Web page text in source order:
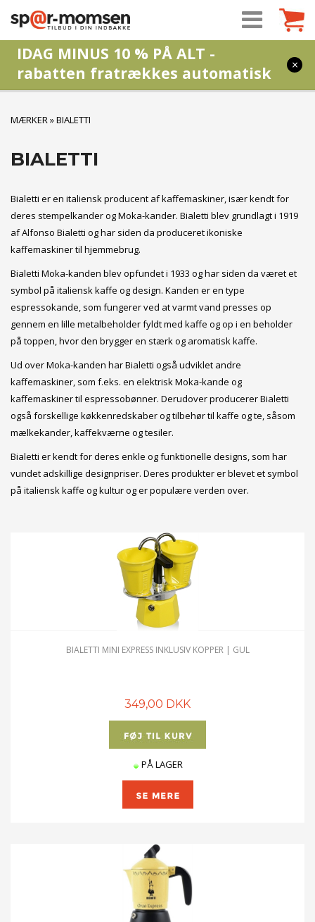
IDAG MINUS 10 % PÅ ALT -
rabatten fratrækkes automatisk
×
MÆRKER»BIALETTI
BIALETTI
Bialetti er en italiensk producent af kaffemaskiner, især kendt for
deres stempelkander og Moka-kander. Bialetti blev grundlagt i 1919
af Alfonso Bialetti og har siden da produceret ikoniske
kaffemaskiner til hjemmebrug.
Bialetti Moka-kanden blev opfundet i 1933 og har siden da været et
symbol på italiensk kaffe og design. Kanden er en type
espressokande, som fungerer ved at varmt vand presses op
gennem en lille metalbeholder fyldt med kaffe og op i en beholder
på toppen, hvor den brygger en stærk og aromatisk kaffe.
Ud over Moka-kanden har Bialetti også udviklet andre
kaffemaskiner, som f.eks. en elektrisk Moka-kande og
kaffemaskiner til espressobønner. Derudover producerer Bialetti
også forskellige køkkenredskaber og tilbehør til kaffe og te, såsom
mælkekander, kaffekværne og tesiler.
Bialetti er kendt for deres enkle og funktionelle designs, som har
vundet adskillige designpriser. Deres produkter er blevet et symbol
på italiensk kaffe og kultur og er populære verden over.
BIALETTI MINI EXPRESS INKLUSIV KOPPER | GUL
349,00 DKK
PÅ LAGER